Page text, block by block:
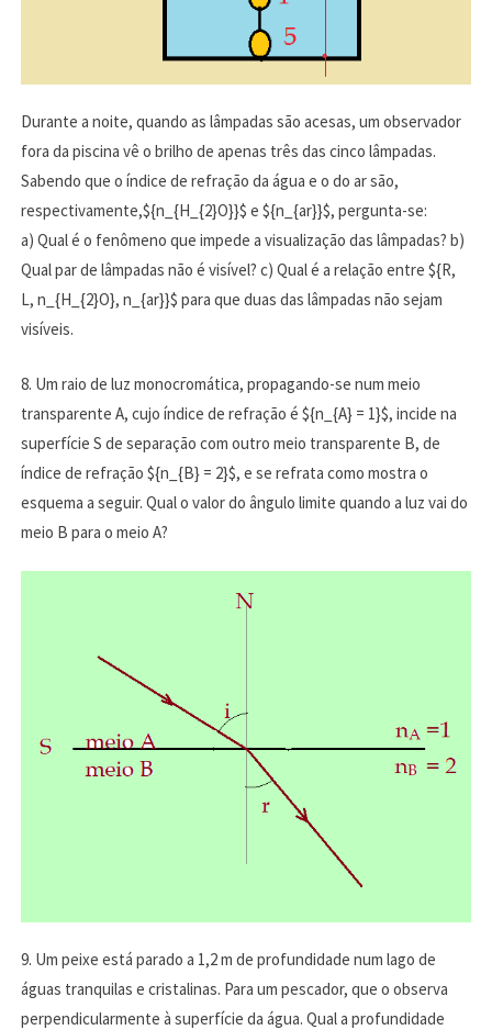
Durante a noite, quando as lâmpadas são acesas, um observador
fora da piscina vê o brilho de apenas três das cinco lâmpadas.
Sabendo que o índice de refração da água e o do ar são,
respectivamente,${n_{H_{2}O}}$ e ${n_{ar}}$, pergunta-se:
a) Qual é o fenômeno que impede a visualização das lâmpadas? b)
Qual par de lâmpadas não é visível? c) Qual é a relação entre ${R,
L, n_{H_{2}O}, n_{ar}}$ para que duas das lâmpadas não sejam
visíveis.
8. Um raio de luz monocromática, propagando-se num meio
transparente A, cujo índice de refração é ${n_{A} = 1}$, incide na
superfície S de separação com outro meio transparente B, de
índice de refração ${n_{B} = 2}$, e se refrata como mostra o
esquema a seguir. Qual o valor do ângulo limite quando a luz vai do
meio B para o meio A?
9. Um peixe está parado a 1,2 m de profundidade num lago de
águas tranquilas e cristalinas. Para um pescador, que o observa
perpendicularmente à superfície da água. Qual a profundidade